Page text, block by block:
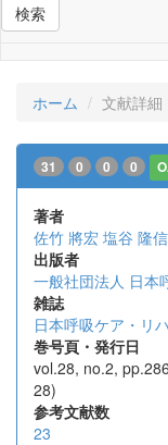
検索
ホーム 文献詳細
31 0 0 0
著者
佐竹 將宏 塩谷 隆信
出版者
一般社団法人 日本
雑誌
日本呼吸ケア・リ
巻号頁・発行日
vol.28, no.2,
28)
参考文献数
23